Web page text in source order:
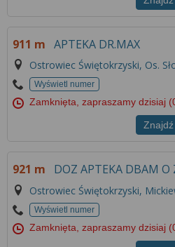
911 m APTEKA DR.MAX
Ostrowiec Świętokrzyski, Os.
Wyświetl numer
Zamknięta, zapraszamy dzisiaj
921 m DOZ APTEKA DBAM O
Ostrowiec Świętokrzyski,
Wyświetl numer
Zamknięta, zapraszamy dzisiaj